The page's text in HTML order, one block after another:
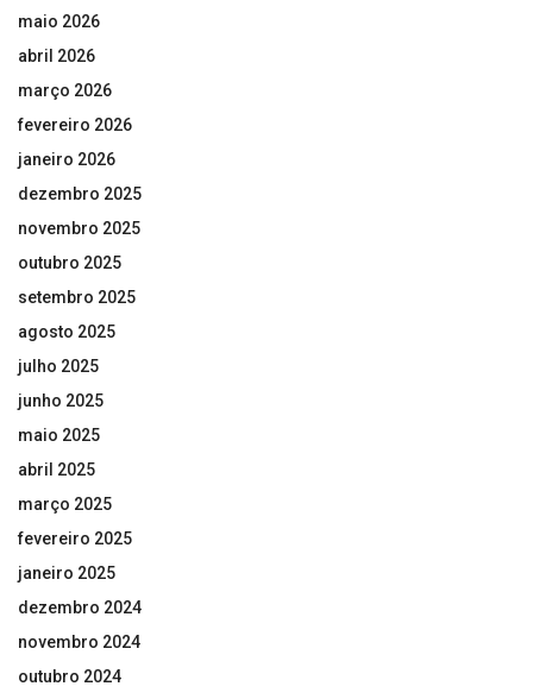
maio 2026
abril 2026
março 2026
fevereiro 2026
janeiro 2026
dezembro 2025
novembro 2025
outubro 2025
setembro 2025
agosto 2025
julho 2025
junho 2025
maio 2025
abril 2025
março 2025
fevereiro 2025
janeiro 2025
dezembro 2024
novembro 2024
outubro 2024